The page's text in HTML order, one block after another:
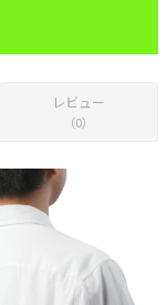
レビュー
（0）